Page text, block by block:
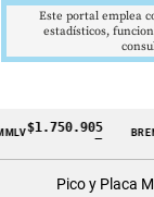
Cintillo
BRENT
Pico y Placa
Este portal emplea
estadísticos,